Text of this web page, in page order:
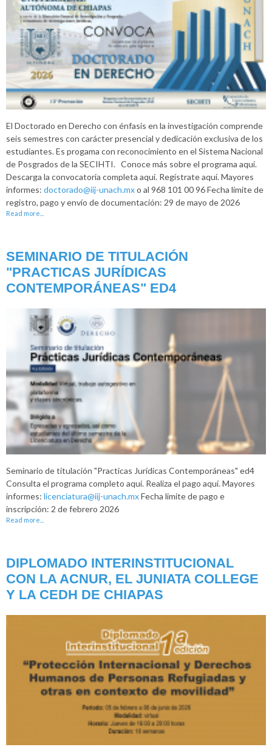
El Doctorado en Derecho con énfasis en la investigación comprende
seis semestres con carácter presencial y dedicación exclusiva de los
estudiantes. Es progama con reconocimiento en el Sistema Nacional
de Posgrados de la SECIHTI. Conoce más sobre el programa aquí.
Descarga la convocatoria completa aquí. Regístrate aquí. Mayores
informes: doctorado@iij-unach.mxo al 968 101 00 96 Fecha límite de
registro, pago y envío de documentación: 29 de mayo de 2026
Read more...
SEMINARIO DE TITULACIÓN
"PRACTICAS JURÍDICAS
CONTEMPORÁNEAS" ED4
Seminario de titulación "Practicas Jurídicas Contemporáneas" ed4
Consulta el programa completo aquí. Realiza el pago aquí. Mayores
informes: licenciatura@iij-unach.mxFecha limite de pago e
inscripción: 2 de febrero 2026
Read more...
DIPLOMADO INTERINSTITUCIONAL
CON LA ACNUR, EL JUNIATA COLLEGE
Y LA CEDH DE CHIAPAS